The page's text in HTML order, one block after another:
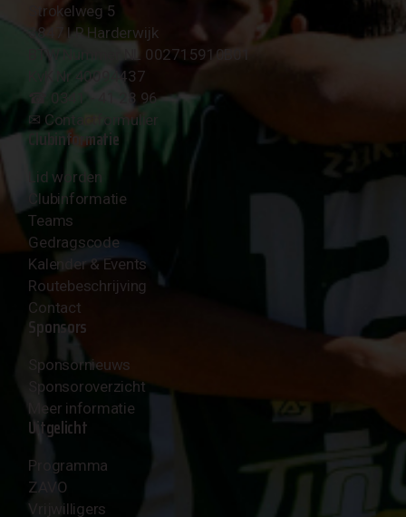
Strokelweg 5
3847 LR Harderwijk
BTW Nummer NL 002715910B01
KvK Nr 40094437
☎︎ 0341 - 41 28 96
✉︎ Contactformulier
Clubinformatie
Lid worden
Clubinformatie
Teams
Gedragscode
Kalender & Events
Routebeschrijving
Contact
Sponsors
Sponsornieuws
Sponsoroverzicht
Meer informatie
Uitgelicht
Programma
ZAVO
Vrijwilligers